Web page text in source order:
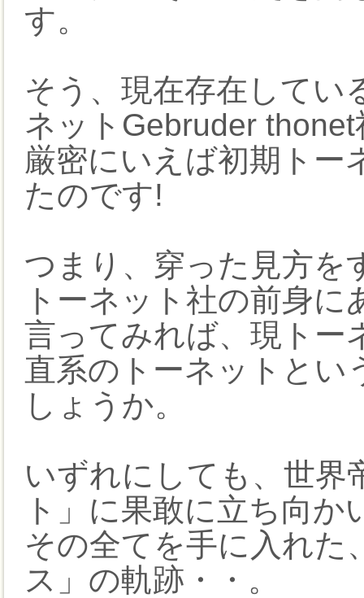
す。
そう、現在存在してい
ネットGebruder thonet
厳密にいえば初期トー
たのです!
つまり、穿った見方を
トーネット社の前身
言ってみれば、現トー
直系のトーネットとい
しょうか。
いずれにしても、世界
ト」に果敢に立ち向か
その全てを手に入れた
ス」の軌跡・・。